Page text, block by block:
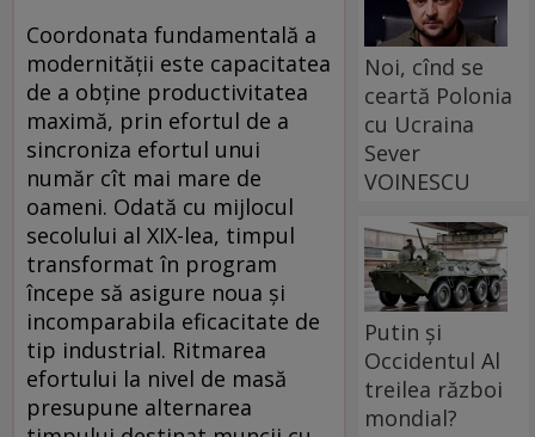
Coordonata fundamentală a
modernităţii este capacitatea
de a obţine productivitatea
maximă, prin efortul de a
sincroniza efortul unui
număr cît mai mare de
oameni. Odată cu mijlocul
secolului al XIX-lea, timpul
transformat în program
începe să asigure noua şi
incomparabila eficacitate de
tip industrial. Ritmarea
efortului la nivel de masă
presupune alternarea
Noi, cînd se
ceartă Polonia
cu Ucraina
Sever
VOINESCU
Putin și
Occidentul Al
treilea război
mondial?